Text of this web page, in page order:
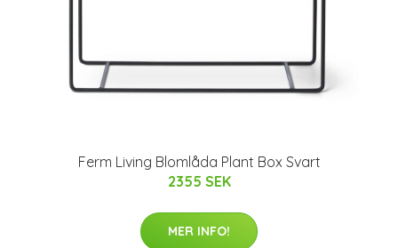
Ferm Living Blomlåda Plant Box Svart
2355 SEK
MER INFO!